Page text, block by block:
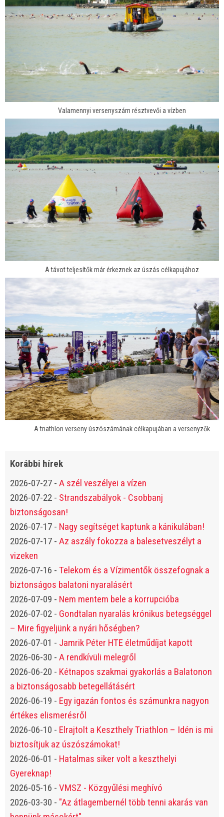
Valamennyi versenyszám résztvevői a vízben
A távot teljesítők már érkeznek az úszás célkapujához
A triathlon verseny úszószámának célkapujában a versenyzők
Korábbi hírek
2026-07-27 - A szél veszélyei a vízen
2026-07-22 - Strandszabályok - Csobbanj
biztonságosan!
2026-07-17 - Nagy segítséget kaptunk a kánikulában!
2026-07-17 - Az aszály fokozza a balesetveszélyt a
vizeken
2026-07-16 - Telekom és a Vízimentők összefognak a
biztonságos balatoni nyaralásért
2026-07-09 - Nem mentem bele a korrupcióba
2026-07-02 - Gondtalan nyaralás krónikus betegséggel
– Mire figyeljünk a nyári hőségben?
2026-07-01 - Jamrik Péter HTE életműdíjat kapott
2026-06-30 - A rendkívüli melegről
2026-06-20 - Kétnapos szakmai gyakorlás a Balatonon
a biztonságosabb betegellátásért
2026-06-19 - Egy igazán fontos és számunkra nagyon
értékes elismerésről
2026-06-10 - Elrajtolt a Keszthely Triathlon – Idén is mi
biztosítjuk az úszószámokat!
2026-06-01 - Hatalmas siker volt a keszthelyi
Gyereknap!
2026-05-16 - VMSZ - Közgyűlési meghívó
2026-03-30 - "Az átlagembernél több tenni akarás van